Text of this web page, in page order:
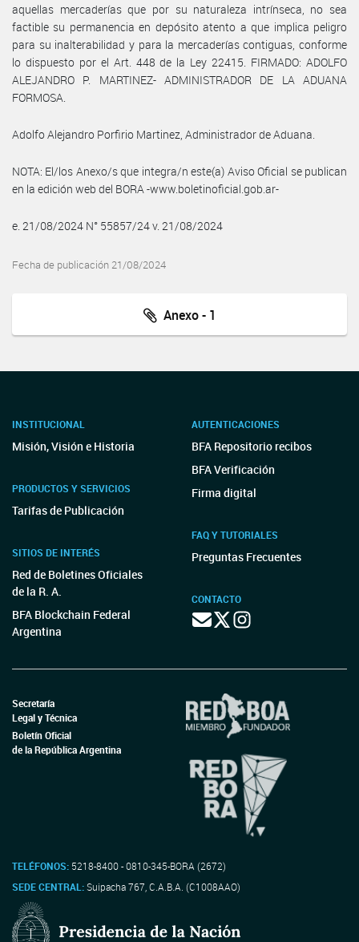
aquellas mercaderías que por su naturaleza intrínseca, no sea
factible su permanencia en depósito atento a que implica peligro
para su inalterabilidad y para la mercaderías contiguas, conforme
lo dispuesto por el Art. 448 de la Ley 22415. FIRMADO: ADOLFO
ALEJANDRO P. MARTINEZ- ADMINISTRADOR DE LA ADUANA
FORMOSA.
Adolfo Alejandro Porfirio Martinez, Administrador de Aduana.
NOTA: El/los Anexo/s que integra/n este(a) Aviso Oficial se publican
en la edición web del BORA -www.boletinoficial.gob.ar-
e. 21/08/2024 N° 55857/24 v. 21/08/2024
Fecha de publicación 21/08/2024
Anexo - 1
INSTITUCIONAL
Misión, Visión e Historia
PRODUCTOS Y SERVICIOS
Tarifas de Publicación
SITIOS DE INTERÉS
Red de Boletines Oficiales
de la R. A.
BFA Blockchain Federal
Argentina
AUTENTICACIONES
BFA Repositorio recibos
BFA Verificación
Firma digital
FAQ Y TUTORIALES
Preguntas Frecuentes
CONTACTO
Secretaría
Legal y Técnica
Boletín Oficial
de la República Argentina
TELÉFONOS: 5218-8400 - 0810-345-BORA (2672)
SEDE CENTRAL:Suipacha 767, C.A.B.A. (C1008AAO)